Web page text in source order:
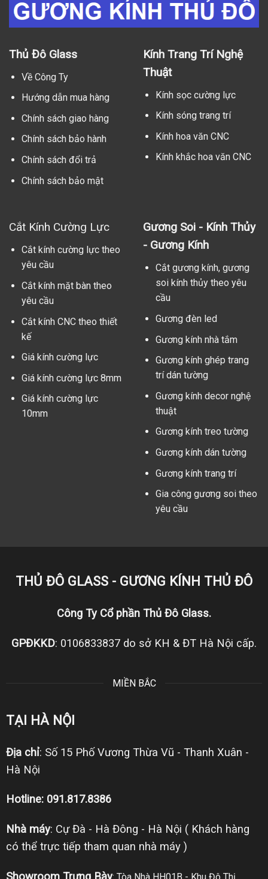
Thủ Đô Glass
Về Công Ty
Hướng dẫn mua hàng
Chính sách giao hàng
Chính sách bảo hành
Chính sách đổi trả
Chính sách bảo mật
Kính Trang Trí Nghệ
Thuật
Kính sọc cường lực
Kính sóng trang trí
Kính hoa văn CNC
Kính khắc hoa văn CNC
Cắt Kính Cường Lực
Cắt kính cường lực theo
yêu cầu
Cắt kính mặt bàn theo
yêu cầu
Cắt kính CNC theo thiết
kế
Giá kính cường lực
Giá kính cường lực 8mm
Giá kính cường lực
10mm
Gương Soi - Kính Thủy
- Gương Kính
Cắt gương kính, gương
soi kính thủy theo yêu
cầu
Gương đèn led
Gương kính nhà tắm
Gương kính ghép trang
trí dán tường
Gương kính decor nghệ
thuật
Gương kính treo tường
Gương kính dán tường
Gương kính trang trí
Gia công gương soi theo
yêu cầu
THỦ ĐÔ GLASS - GƯƠNG KÍNH THỦ ĐÔ
Công Ty Cổ phần Thủ Đô Glass.
GPĐKKD: 0106833837 do sở KH & ĐT Hà Nội cấp.
MIỀN BẮC
TẠI HÀ NỘI
Địa chỉ: Số 15 Phố Vương Thừa Vũ - Thanh Xuân -
Hà Nội
Hotline: 091.817.8386
Nhà máy: Cự Đà - Hà Đông - Hà Nội ( Khách hàng
có thể trực tiếp tham quan nhà máy )
Showroom Trưng Bày